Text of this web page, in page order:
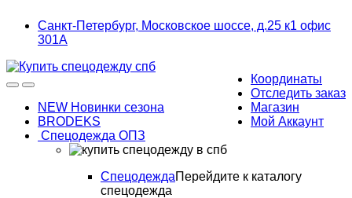
navigation
content
Санкт-Петербург, Московское шоссе, д.25 к1 офис
301А
Координаты
Отследить заказ
Магазин
Мой Аккаунт
NEW Новинки сезона
BRODEKS
Спецодежда ОПЗ
СпецодеждаПерейдите к каталогу
спецодежда